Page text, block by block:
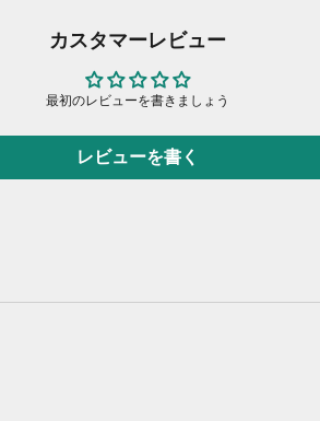
カスタマーレビュー
最初のレビューを書きましょう
レビューを書く